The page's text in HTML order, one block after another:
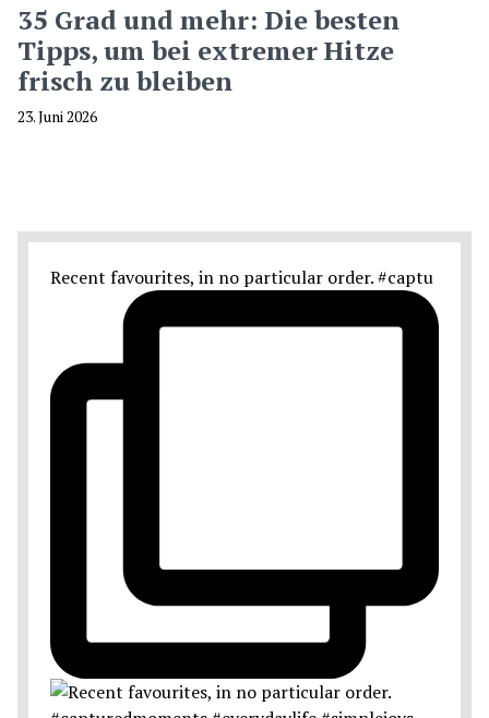
35 Grad und mehr: Die besten
Tipps, um bei extremer Hitze
frisch zu bleiben
23. Juni 2026
Recent favourites, in no particular order. #captu